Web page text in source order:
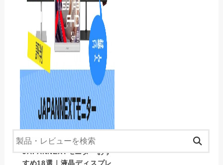
アイリスオーヤマのモニ
ターおすすめ6選とレビュー
JAPANNEXTモニターおす
すめ18選｜液晶ディスプレ
ゲーミングモニター
液晶モニター
モニター レビュー
パソコン レビュー
その他
買ってよかったもの紹介